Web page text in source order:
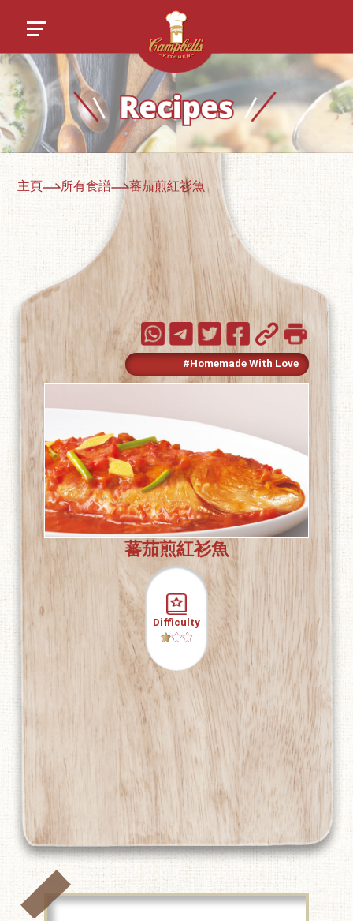
主頁 所有食譜 蕃茄煎紅衫魚
#Homemade With Love
蕃茄煎紅衫魚
Difficulty